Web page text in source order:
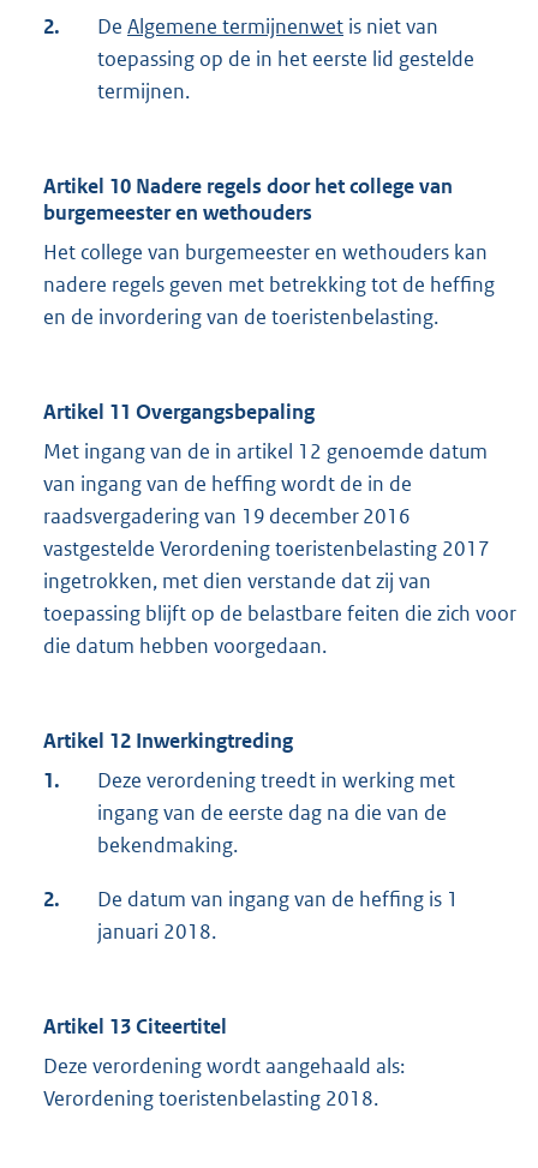
2. De Algemene termijnenwet is niet van
toepassing op de in het eerste lid gestelde
termijnen.
Artikel 10 Nadere regels door het college van
burgemeester en wethouders
Het college van burgemeester en wethouders kan
nadere regels geven met betrekking tot de heffing
en de invordering van de toeristenbelasting.
Artikel 11 Overgangsbepaling
Met ingang van de in artikel 12 genoemde datum
van ingang van de heffing wordt de in de
raadsvergadering van 19 december 2016
vastgestelde Verordening toeristenbelasting 2017
ingetrokken, met dien verstande dat zij van
toepassing blijft op de belastbare feiten die zich voor
die datum hebben voorgedaan.
Artikel 12 Inwerkingtreding
1.
Deze verordening treedt in werking met
ingang van de eerste dag na die van de
bekendmaking.
2.
De datum van ingang van de heffing is 1
januari 2018.
Artikel 13 Citeertitel
Deze verordening wordt aangehaald als:
Verordening toeristenbelasting 2018.